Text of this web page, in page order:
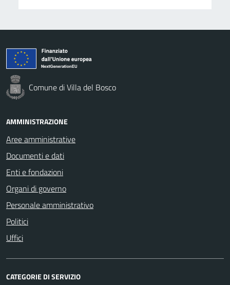
Comune di Villa del Bosco
AMMINISTRAZIONE
Aree amministrative
Documenti e dati
Enti e fondazioni
Organi di governo
Personale amministrativo
Politici
Uffici
CATEGORIE DI SERVIZIO